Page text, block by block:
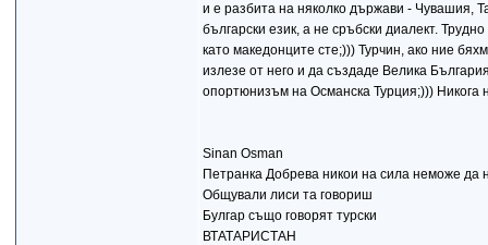
и е разбита на няколко държави - Чувашия,
български език, а не сръбски диалект.
като македонците сте;))) Турчин, ако ние
излезе от него и да създаде Велика
опортюнизъм на Османска Турция;)))
Sinan Osman
Петранка Добрева никои на сила неможе да
Общували лиси та говориш
Булгар също говорят турски
ВТАТАРИСТАН